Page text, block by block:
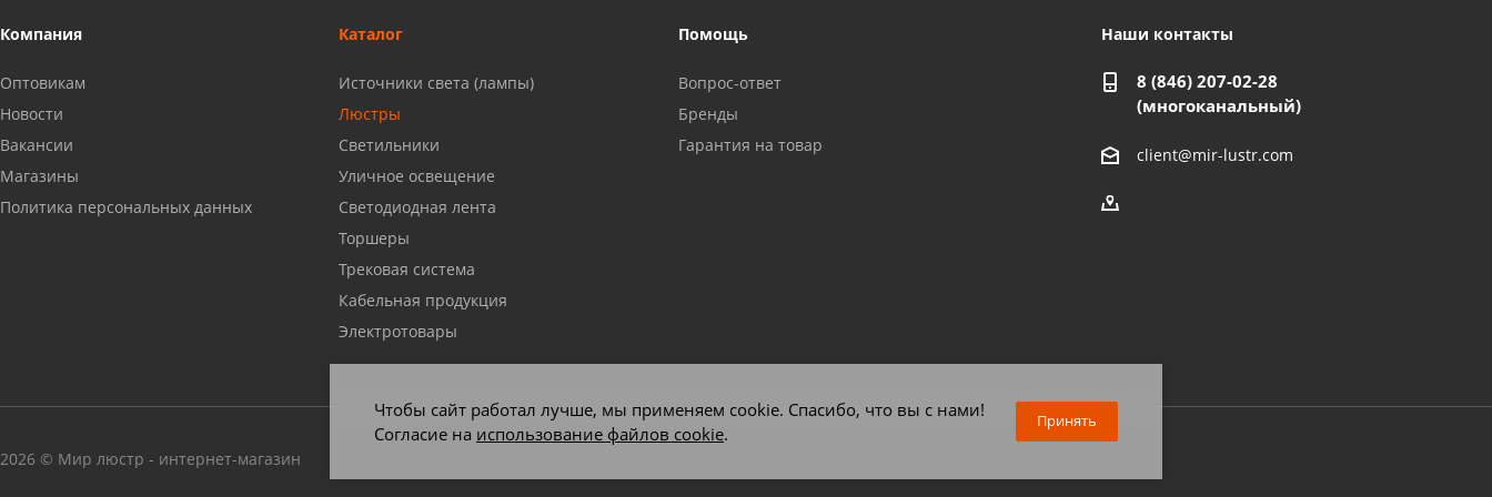
8 927 009 54 63
Саратов, ул. Танкистов, 37 (БЦ
8 927 458 11 16
Компания
Оптовикам
Новости
Вакансии
Магазины
Политика персональных данных
Каталог
Источники света (лампы)
Люстры
Светильники
Уличное освещение
Светодиодная лента
Торшеры
Трековая система
Кабельная продукция
Электротовары
Помощь
Вопрос-ответ
Бренды
Гарантия на товар
Наши контакты
8 (846) 207-02-28
(многоканальный)
client@mir-lustr.com
2026 © Мир люстр - интернет-магазин
Чтобы сайт работал лучше, мы применяем cookie. Спасибо, что вы с нами!
Согласие на использование файлов cookie.
Принять